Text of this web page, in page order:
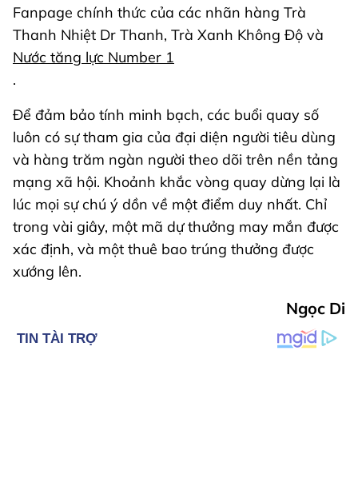
Fanpage chính thức của các nhãn hàng Trà
Thanh Nhiệt Dr Thanh, Trà Xanh Không Độ và
Nước tăng lực Number 1
.
Để đảm bảo tính minh bạch, các buổi quay số
luôn có sự tham gia của đại diện người tiêu dùng
và hàng trăm ngàn người theo dõi trên nền tảng
mạng xã hội. Khoảnh khắc vòng quay dừng lại là
lúc mọi sự chú ý dồn về một điểm duy nhất. Chỉ
trong vài giây, một mã dự thưởng may mắn được
xác định, và một thuê bao trúng thưởng được
xướng lên.
Ngọc Di